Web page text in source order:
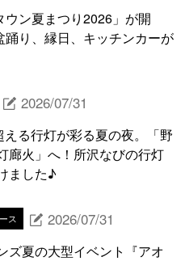
ウン夏まつり2026」が開
り、縁日、キッチンカーが
2026/07/31
える行灯が彩る夏の夜。「野
廊火」へ！所沢なびの行灯
ました♪
ス 2026/07/31
ズ夏の大型イベント『アオ